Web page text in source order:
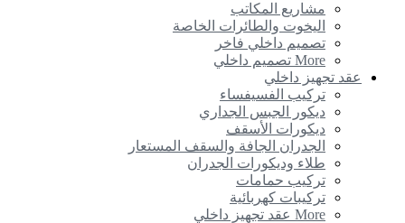
مشاريع المكاتب
اليخوت والطائرات الخاصة
تصميم داخلي فاخر
More تصميم داخلي
عقد تجهيز داخلي
تركيب الفسيفساء
ديكور الجبس الجداري
ديكورات الأسقف
الجدران الجافة والسقف المستعار
طلاء وديكورات الجدران
تركيب حمامات
تركيبات كهربائية
More عقد تجهيز داخلي